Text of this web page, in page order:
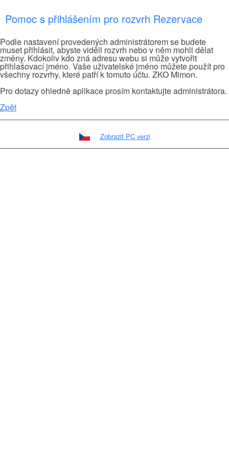
Pomoc s přihlášením pro rozvrh Rezervace
Podle nastavení provedených administrátorem se budete
muset přihlásit, abyste viděli rozvrh nebo v něm mohli dělat
změny. Kdokoliv kdo zná adresu webu si může vytvořit
přihlašovací jméno. Vaše uživatelské jméno můžete použít pro
všechny rozvrhy, které patří k tomuto účtu. ZKO Mimon.
Pro dotazy ohledně aplikace prosím kontaktujte administrátora.
Zpět
Zobrazit PC verzi